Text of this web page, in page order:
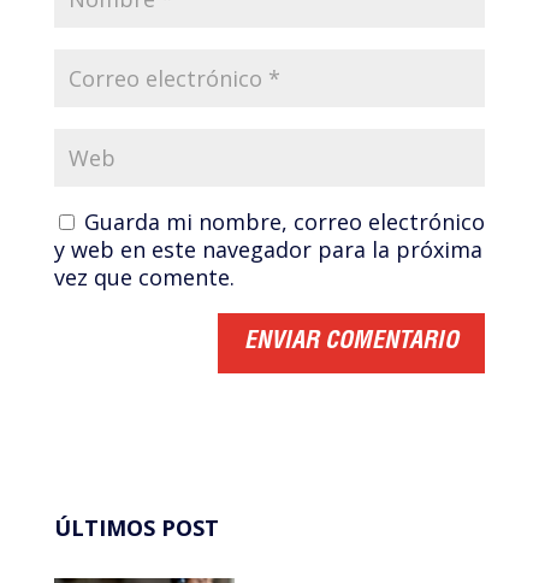
Guarda mi nombre, correo electrónico
y web en este navegador para la próxima
vez que comente.
ÚLTIMOS POST